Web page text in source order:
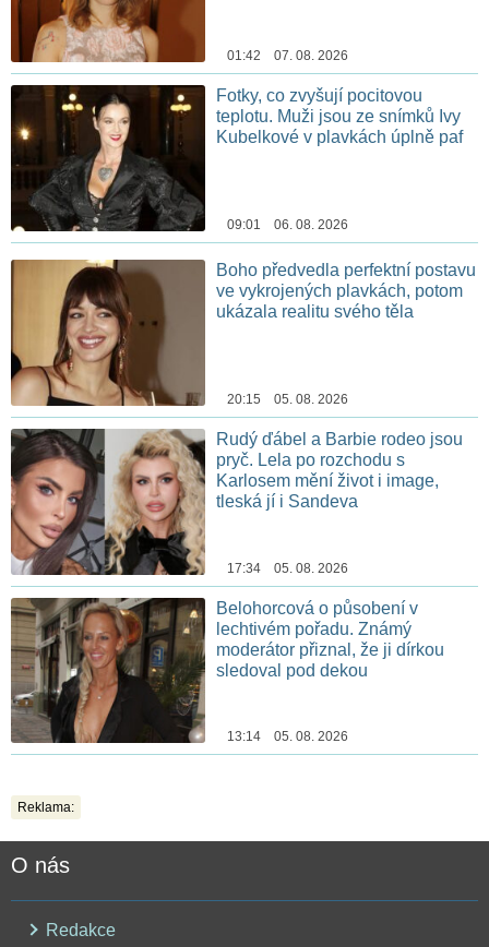
01:42 07. 08. 2026
Fotky, co zvyšují pocitovou
teplotu. Muži jsou ze snímků Ivy
Kubelkové v plavkách úplně paf
09:01 06. 08. 2026
Boho předvedla perfektní postavu
ve vykrojených plavkách, potom
ukázala realitu svého těla
20:15 05. 08. 2026
Rudý ďábel a Barbie rodeo jsou
pryč. Lela po rozchodu s
Karlosem mění život i image,
tleská jí i Sandeva
17:34 05. 08. 2026
Belohorcová o působení v
lechtivém pořadu. Známý
moderátor přiznal, že ji dírkou
sledoval pod dekou
13:14 05. 08. 2026
Reklama:
O nás
Redakce